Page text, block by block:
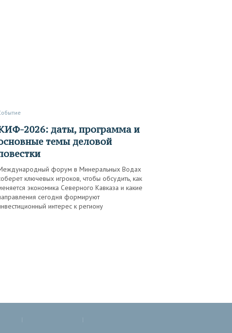
Событие
и
темы деловой
форум в Минеральных Водах
ключевых игроков, чтобы обсудить, как
экономика Северного Кавказа и какие
сегодня формируют
интерес к региону